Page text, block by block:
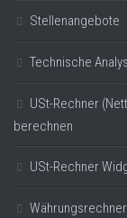
Stellenangebote
Technische
USt-Rechner
berechnen
USt-Rechner